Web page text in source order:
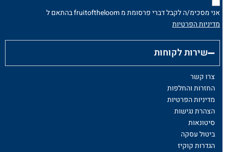
אני מסכימ/ה לקבל דברי פרסומת מ fruitoftheloom בהתאם ל
מדיניות הפרטיות
שירות לקוחות
צרו קשר
החזרות והחלפות
מדיניות הפרטיות
הצהרת נגישות
סיטונאות
ביטול עסקה
הגדרות קוקיז